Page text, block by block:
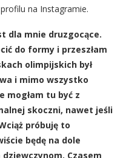
na Instagramie.
dla mnie druzgocące.
do formy i przeszłam
olimpijskich był
i mimo wszystko
mogłam tu być z
skoczni, nawet jeśli
próbuję to
będę na dole
Czasem